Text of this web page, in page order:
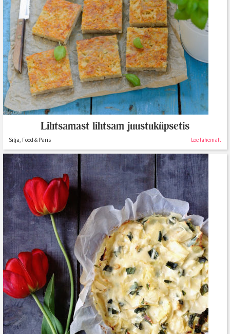
Lihtsamast lihtsam juustuküpsetis
Silja, Food & Paris Loe lähemalt